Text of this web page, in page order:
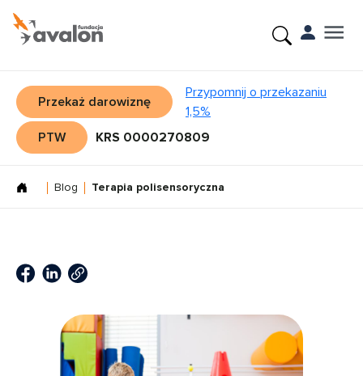
Przekaż darowiznę
Przypomnij o przekazaniu
1,5%
PTW
KRS 0000270809
Blog Terapia polisensoryczna